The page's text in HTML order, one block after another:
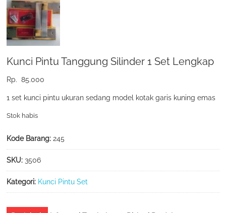
Kunci Pintu Tanggung Silinder 1 Set Lengkap
Rp. 85.000
1 set kunci pintu ukuran sedang model kotak garis kuning emas
Stok habis
Kode Barang:245
SKU: 3506
Kategori: Kunci Pintu Set